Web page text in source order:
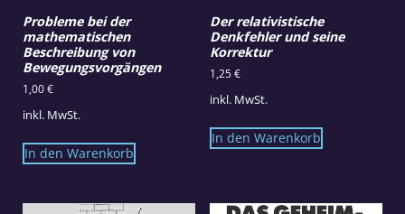
Probleme bei der
mathematischen
Beschreibung von
Bewegungsvorgängen
1,00€
inkl. MwSt.
In den Warenkorb
Der relativistische
Denkfehler und seine
Korrektur
1,25€
inkl. MwSt.
In den Warenkorb